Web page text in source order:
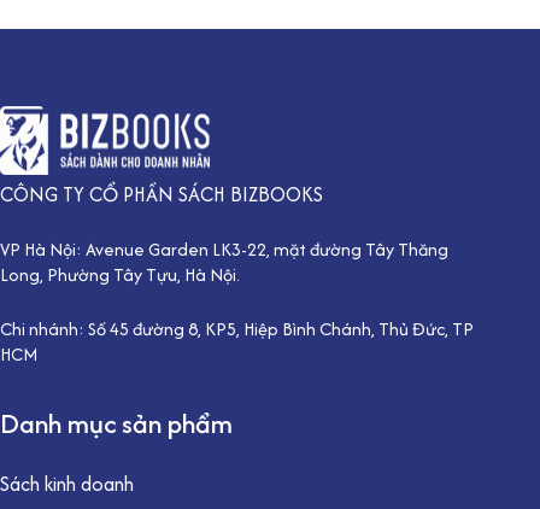
CÔNG TY CỔ PHẦN SÁCH BIZBOOKS
VP Hà Nội: Avenue Garden LK3-22, mặt đường Tây Thăng
Long, Phường Tây Tựu, Hà Nội.
Chi nhánh: Số 45 đường 8, KP5, Hiệp Bình Chánh, Thủ Đức, TP
HCM
Danh mục sản phẩm
Sách kinh doanh